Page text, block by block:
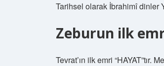
Tarihsel olarak İbrahimî dinler
Zeburun ilk
Tevrat’ın ilk emri “HAYAT”tır.